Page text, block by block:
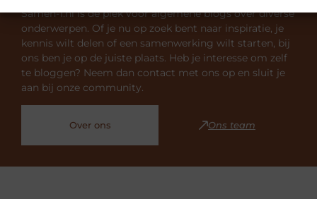
Samen-1.nl is dé plek voor algemene blogs over diverse
onderwerpen. Of je nu op zoek bent naar inspiratie, je
kennis wilt delen of een samenwerking wilt starten, bij
ons ben je op de juiste plaats. Heb je interesse om zelf
te bloggen? Neem dan contact met ons op en sluit je
aan bij onze community.
Over ons Ons team